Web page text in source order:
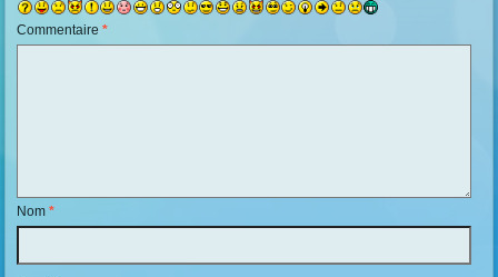
Commentaire*
Nom*